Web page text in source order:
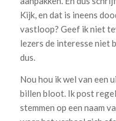
Kijk, en dat is ineens
vastloop? Geef ik niet
lezers de interesse niet
dus.
Nou hou ik wel van een
billen bloot. Ik post
stemmen op een naam